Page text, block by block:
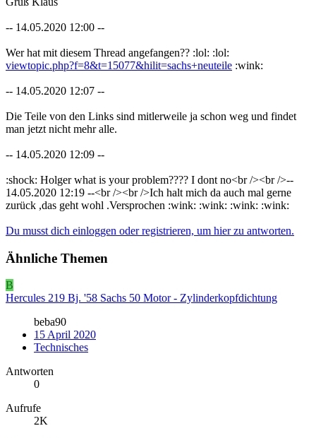
-- 14.05.2020 12:00 --
Wer hat mit diesem Thread angefangen?? :lol: :lol:
viewtopic.php?f=8&t=15077&hilit=sachs+neuteile :wink:
-- 14.05.2020 12:07 --
Die Teile von den Links sind mitlerweile ja schon weg und findet
man jetzt nicht mehr alle.
-- 14.05.2020 12:09 --
:shock: Holger what is your problem???? I dont no<br /><br />--
14.05.2020 12:19 --<br /><br />Ich halt mich da auch mal gerne
zurück ,das geht wohl .Versprochen :wink: :wink: :wink: :wink:
Du musst dich einloggen oder registrieren, um hier zu antworten.
Ähnliche Themen
B
Hercules 219 Bj. '58 Sachs 50 Motor - Zylinderkopfdichtung
beba90
15 April 2020
Technisches
Antworten
0
Aufrufe
2K